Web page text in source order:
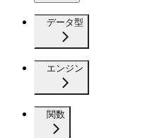
データ型
エンジン
関数